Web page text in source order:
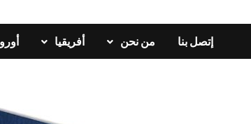
إتصل بنا من نحن أفريقيا